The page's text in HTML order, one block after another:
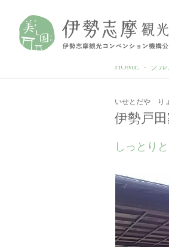
HOME グル
いせとだや り
伊勢戸
しっとり